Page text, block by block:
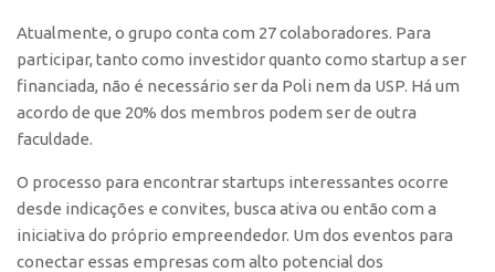
Atualmente, o grupo conta com 27 colaboradores. Para
participar, tanto como investidor quanto como startup a ser
financiada, não é necessário ser da Poli nem da USP. Há um
acordo de que 20% dos membros podem ser de outra
faculdade.
O processo para encontrar startups interessantes ocorre
desde indicações e convites, busca ativa ou então com a
iniciativa do próprio empreendedor. Um dos eventos para
conectar essas empresas com alto potencial dos